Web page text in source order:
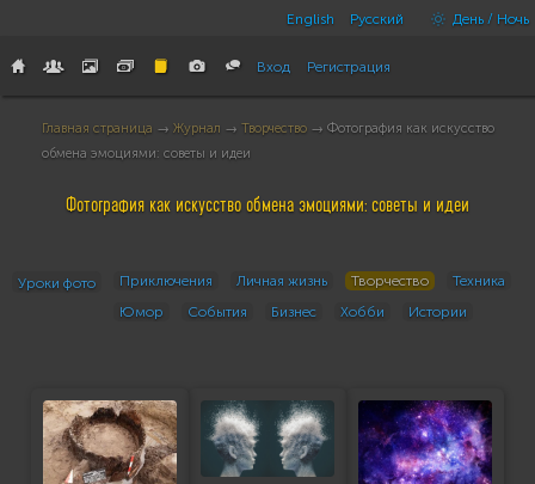
English Русский День / Ночь
Вход Регистрация
Главная страница → Журнал → Творчество → Фотография как искусство
обмена эмоциями: советы и идеи
Фотография как искусство обмена эмоциями: советы и идеи
Уроки фото Приключения Личная жизнь Творчество
Техника
Юмор
События Бизнес Хобби Истории